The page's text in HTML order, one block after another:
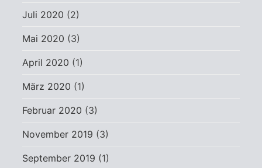
Juli 2020 (2)
Mai 2020 (3)
April 2020 (1)
März 2020 (1)
Februar 2020 (3)
November 2019 (3)
September 2019 (1)